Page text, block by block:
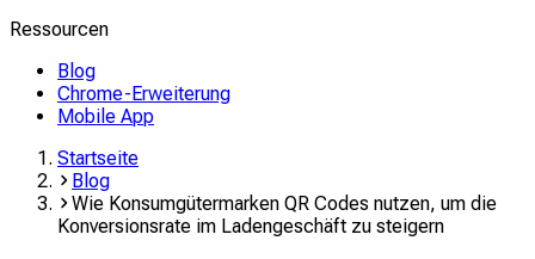
Ressourcen
Blog
Chrome-Erweiterung
Mobile App
Startseite
Blog
Wie Konsumgütermarken QR Codes nutzen, um die
Konversionsrate im Ladengeschäft zu steigern